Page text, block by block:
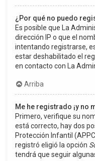
¿Por qué no puedo
Es posible que La
dirección IP o que el
intentando registrarse,
estar deshabilitado el
en contacto con La
Arriba
Me he registrado ¡y no
Primero, verifique su
está correcto, hay dos
Protección Infantil
registró eligió la opción
tendrá que seguir